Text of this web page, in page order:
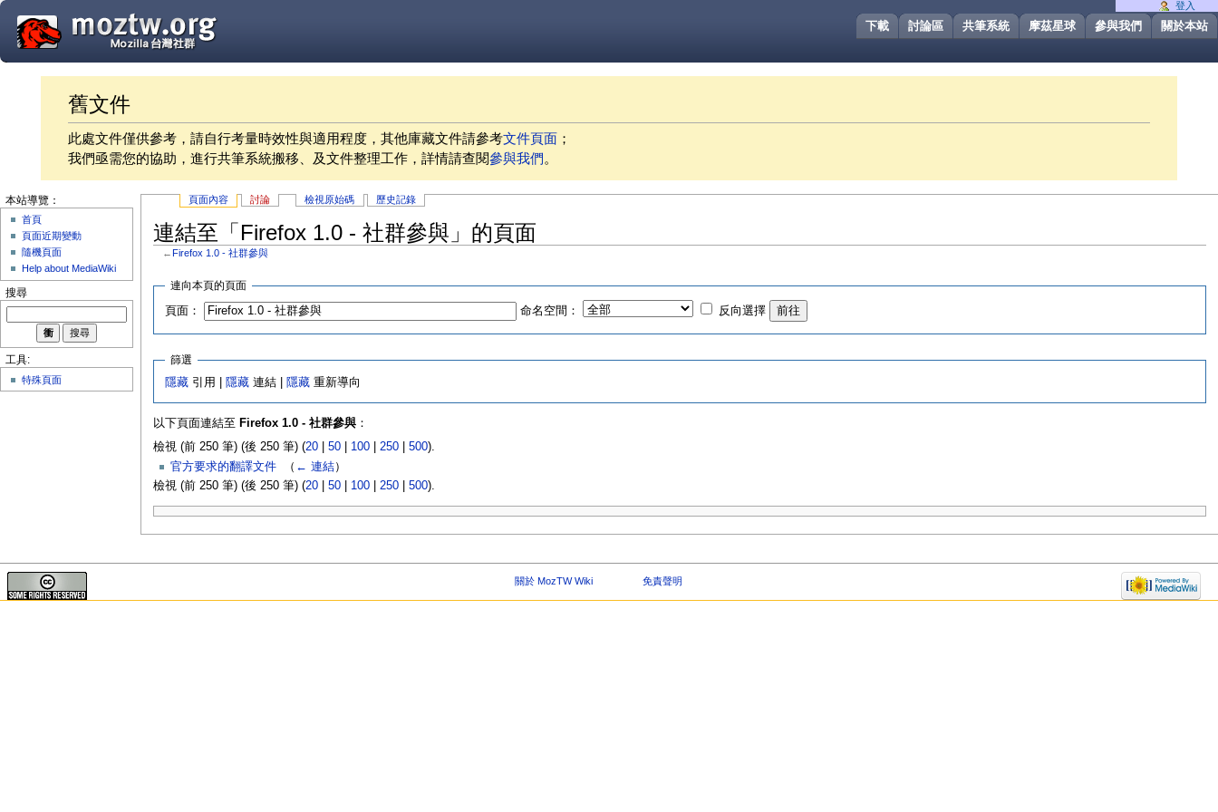
關於本站
參與我們
摩茲星球
共筆系統
討論區
下載
舊文件
此處文件僅供參考，請自行考量時效性與適用程度，其他庫藏文件請參考文件頁面 ；
我們亟需您的協助，進行共筆系統搬移、及文件整理工作，詳情請查閱參與我們。
頁面內容 討論 檢視原始碼 歷史記錄
連結至「Firefox 1.0 - 社群參與」的頁面
← Firefox 1.0 - 社群參與
連向本頁的頁面
頁面： 命名空間： 反向選擇
篩選
隱藏 引用 | 隱藏 連結 | 隱藏 重新導向
以下頁面連結至 Firefox 1.0 - 社群參與：
檢視 (前 250 筆) (後 250 筆) (20| 50| 100| 250| 500).
官方要求的翻譯文件‎ （ ← 連結）
檢視 (前 250 筆) (後 250 筆) (20| 50| 100| 250| 500).
登入
本站導覽：
首頁
頁面近期變動
隨機頁面
Help about MediaWiki
搜尋
工具:
特殊頁面
關於 MozTW Wiki 免責聲明